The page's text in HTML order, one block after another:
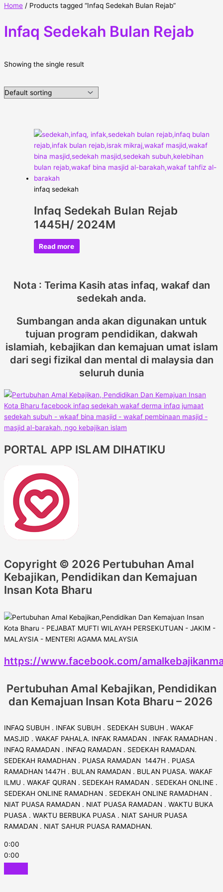
Home / Products tagged “Infaq Sedekah Bulan Rejab”
Infaq Sedekah Bulan Rejab
Showing the single result
infaq sedekah
Infaq Sedekah Bulan Rejab
1445H/ 2024M
Read more
Nota : Terima Kasih atas infaq, wakaf dan
sedekah anda.
Sumbangan anda akan digunakan untuk
tujuan program pendidikan, dakwah
islamiah, kebajikan dan kemajuan umat islam
dari segi fizikal dan mental di malaysia dan
seluruh dunia
PORTAL APP ISLAM DIHATIKU
Copyright © 2026 Pertubuhan Amal
Kebajikan, Pendidikan dan Kemajuan
Insan Kota Bharu
https://www.facebook.com/
Pertubuhan Amal Kebajikan, Pendidikan
dan Kemajuan Insan Kota Bharu – 2026
INFAQ SUBUH . INFAK SUBUH . SEDEKAH SUBUH . WAKAF
MASJID . WAKAF PAHALA. INFAK RAMADAN . INFAK RAMADHAN .
INFAQ RAMADAN . INFAQ RAMADAN . SEDEKAH RAMADAN.
SEDEKAH RAMADHAN . PUASA RAMADAN 1447H . PUASA
RAMADHAN 1447H . BULAN RAMADAN . BULAN PUASA. WAKAF
ILMU . WAKAF QURAN . SEDEKAH RAMADAN . SEDEKAH ONLINE .
SEDEKAH ONLINE RAMADHAN . SEDEKAH ONLINE RAMADHAN .
NIAT PUASA RAMADAN . NIAT PUASA RAMADAN . WAKTU BUKA
PUASA . WAKTU BERBUKA PUASA . NIAT SAHUR PUASA
RAMADAN . NIAT SAHUR PUASA RAMADHAN.
0:00
0:00